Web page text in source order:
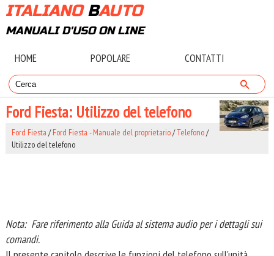
ITALIANOBAUTO
MANUALI D'USO ON LINE
HOME POPOLARE CONTATTI
Ford Fiesta: Utilizzo del telefono
Ford Fiesta /Ford Fiesta - Manuale del proprietario/Telefono/
Utilizzo del telefono
Nota: Fare riferimento alla Guida al sistema audio per i dettagli sui
comandi.